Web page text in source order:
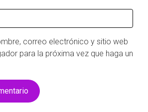
correo electrónico y sitio web
para la próxima vez que haga un